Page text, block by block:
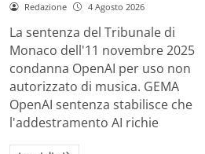
Redazione 4 Agosto 2026
La sentenza del Tribunale di
Monaco dell'11 novembre 2025
condanna OpenAI per uso non
autorizzato di musica. GEMA
OpenAI sentenza stabilisce che
l'addestramento AI richie